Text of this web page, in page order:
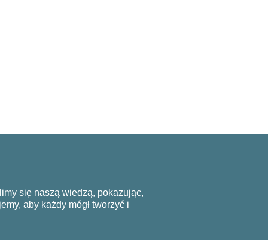
się naszą wiedzą, pokazując,
aby każdy mógł tworzyć i